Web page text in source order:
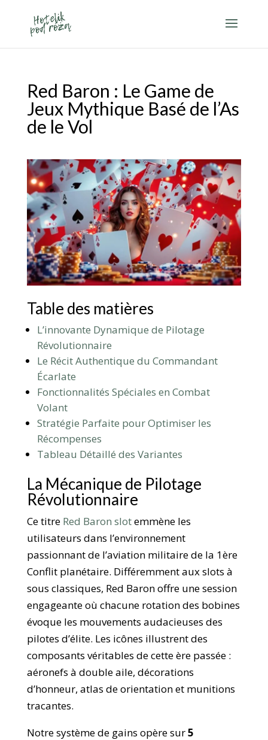
Red Baron : Le Game de
Jeux Mythique Basé de l’As
de le Vol
Table des matières
L’innovante Dynamique de Pilotage
Révolutionnaire
Le Récit Authentique du Commandant
Écarlate
Fonctionnalités Spéciales en Combat
Volant
Stratégie Parfaite pour Optimiser les
Récompenses
Tableau Détaillé des Variantes
La Mécanique de Pilotage
Révolutionnaire
Ce titre Red Baron slotemmène les
utilisateurs dans l’environnement
passionnant de l’aviation militaire de la 1ère
Conflit planétaire. Différemment aux slots à
sous classiques, Red Baron offre une session
engageante où chacune rotation des bobines
évoque les mouvements audacieuses des
pilotes d’élite. Les icônes illustrent des
composants véritables de cette ère passée :
aéronefs à double aile, décorations
d’honneur, atlas de orientation et munitions
tracantes.
Notre système de gains opère sur5